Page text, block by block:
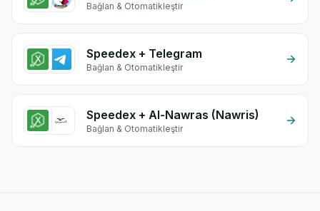
Bağlan & Otomatikleştir
Speedex + Telegram
Bağlan & Otomatikleştir
Speedex + Al-Nawras (Nawris)
Bağlan & Otomatikleştir